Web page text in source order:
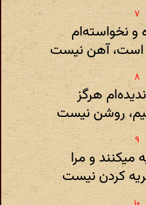
و نخواسته‌ام
آهن نیست
هرگز
روشن نیست
میکنند و مرا
کردن نیست